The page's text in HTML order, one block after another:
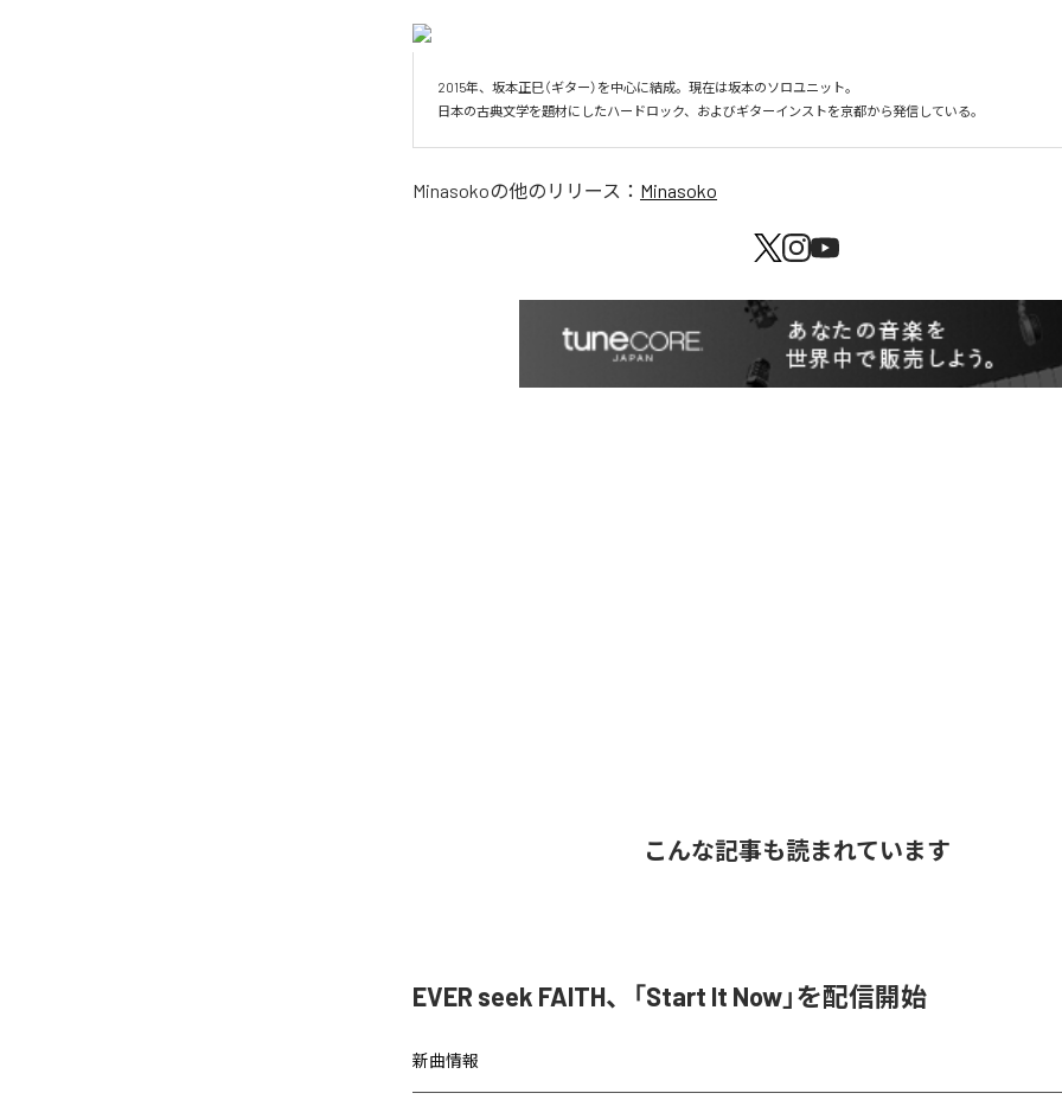
2015年、坂本正巳（ギター）を中心に結成。現在は坂本のソロユニット。
日本の古典文学を題材にしたハードロック、およびギターインストを京都から発信している。
Minasokoの他のリリース： Minasoko
こんな記事も読まれています
EVER seek FAITH、「Start It Now」を配信開始
新曲情報